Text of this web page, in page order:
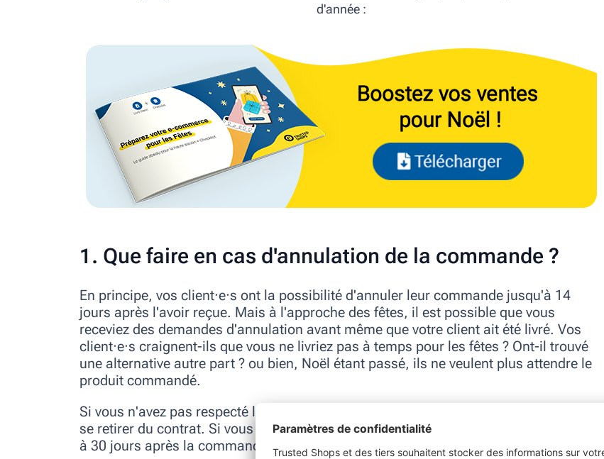
d'année :
1. Que faire en cas d'annulation de la commande ?
En principe, vos client·e·s ont la possibilité d'annuler leur commande jusqu'à 14
jours après l'avoir reçue. Mais à l'approche des fêtes, il est possible que vous
receviez des demandes d'annulation avant même que votre client ait été livré. Vos
client·e·s craignent-ils que vous ne livriez pas à temps pour les fêtes ? Ont-il trouvé
une alternative autre part ? ou bien, Noël étant passé, ils ne veulent plus attendre le
produit commandé.
Si vous n'avez pas respecté le délai de livraison, la loi permet au consommateur de
se retirer du contrat. Si vous n'aviez pas indiqué de délai, il est automatiquement fixé
à 30 jours après la commande.